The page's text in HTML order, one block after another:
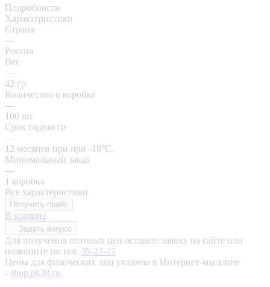
Подробности
Характеристики
Страна
—
Россия
Вес
—
42 гр
Количество в коробке
—
100 шт
Срок годности
—
12 месяцев при при -18°C.
Минимальный заказ
—
1 коробка
Все характеристики
Получить прайс
В корзине
Задать вопрос
Для получения оптовых цен оставьте заявку на сайте или
позвоните по тел. 35-27-27
Цены для физических лиц указаны в Интернет-магазине
- shop.pk39.ru.